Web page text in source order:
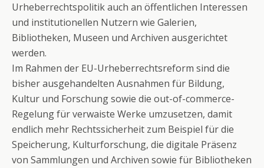
Urheberrechtspolitik auch an öffentlichen Interessen
und institutionellen Nutzern wie Galerien,
Bibliotheken, Museen und Archiven ausgerichtet
werden.
Im Rahmen der EU-Urheberrechtsreform sind die
bisher ausgehandelten Ausnahmen für Bildung,
Kultur und Forschung sowie die out-of-commerce-
Regelung für verwaiste Werke umzusetzen, damit
endlich mehr Rechtssicherheit zum Beispiel für die
Speicherung, Kulturforschung, die digitale Präsenz
von Sammlungen und Archiven sowie für Bibliotheken